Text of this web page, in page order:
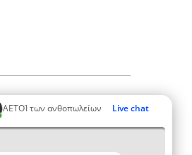
ΑΕΤΟΊ των ανθοπωλείων Live chat